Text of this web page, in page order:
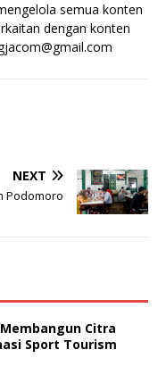
semua konten
dengan konten
NEXT
Podomoro
Citra
Sport Tourism